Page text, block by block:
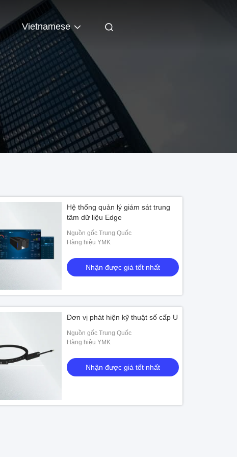
Vietnamese
Hệ thống quản lý giám sát trung
tâm dữ liệu Edge
Nguồn gốc Trung Quốc
Hàng hiệu YMK
Nhận được giá tốt nhất
Đơn vị phát hiện kỹ thuật số cấp U
Nguồn gốc Trung Quốc
Hàng hiệu YMK
Nhận được giá tốt nhất